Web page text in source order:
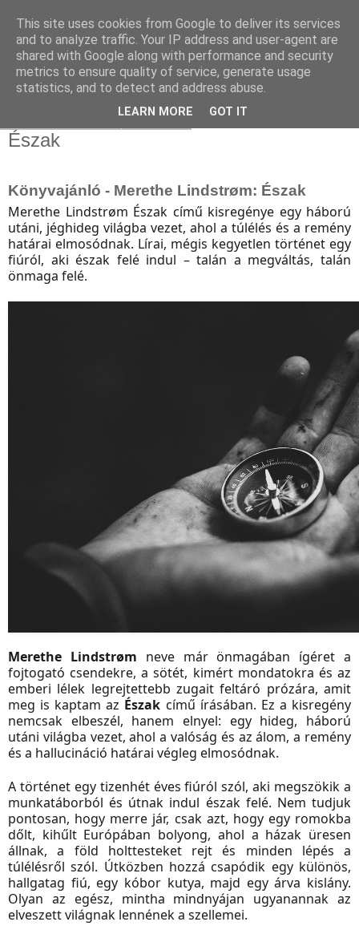
Észak
Könyvajánló - Merethe Lindstrøm: Észak
Merethe Lindstrøm Észak című kisregénye egy háború
utáni, jéghideg világba vezet, ahol a túlélés és a remény
határai elmosódnak. Lírai, mégis kegyetlen történet egy
fiúról, aki észak felé indul – talán a megváltás, talán
önmaga felé.
Merethe Lindstrøm neve már önmagában ígéret a
fojtogató csendekre, a sötét, kimért mondatokra és az
emberi lélek legrejtettebb zugait feltáró prózára, amit
meg is kaptam az Észak című írásában. Ez a kisregény
nemcsak elbeszél, hanem elnyel: egy hideg, háború
utáni világba vezet, ahol a valóság és az álom, a remény
és a hallucináció határai végleg elmosódnak.
A történet egy tizenhét éves fiúról szól, aki megszökik a
munkatáborból és útnak indul észak felé. Nem tudjuk
pontosan, hogy merre jár, csak azt, hogy egy romokba
dőlt, kihűlt Európában bolyong, ahol a házak üresen
állnak, a föld holttesteket rejt és minden lépés a
túlélésről szól. Útközben hozzá csapódik egy különös,
hallgatag fiú, egy kóbor kutya, majd egy árva kislány.
Olyan az egész, mintha mindnyájan ugyanannak az
elveszett világnak lennének a szellemei.
This site uses cookies from Google to deliver its services
and to analyze traffic. Your IP address and user-agent are
shared with Google along with performance and security
metrics to ensure quality of service, generate usage
statistics, and to detect and address abuse.
LEARN MORE GOT IT